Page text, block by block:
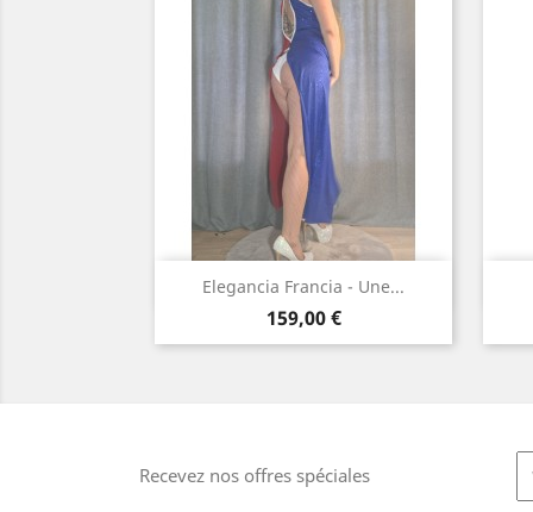
Elegancia Francia - Une...
Prix
159,00 €
Aperçu rapide
Bleu
/
Recevez nos offres spéciales